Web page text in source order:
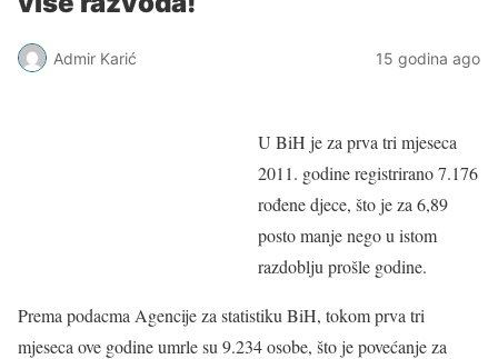
Admir Karić 15 godina ago
U BiH je za prva tri mjeseca
2011. godine registrirano 7.176
rođene djece, što je za 6,89
posto manje nego u istom
razdoblju prošle godine.
Prema podacma Agencije za statistiku BiH, tokom prva tri
mjeseca ove godine umrle su 9.234 osobe, što je povećanje za